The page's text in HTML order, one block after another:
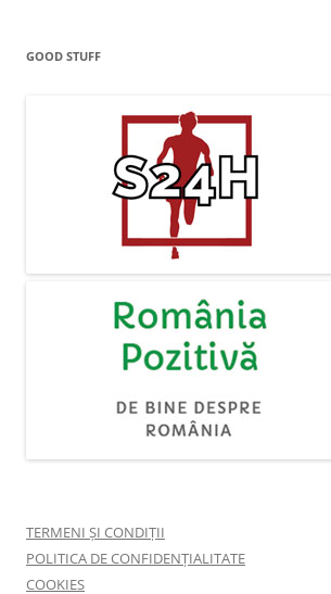
GOOD STUFF
TERMENI ȘI CONDIȚII
POLITICA DE CONFIDENȚIALITATE
COOKIES